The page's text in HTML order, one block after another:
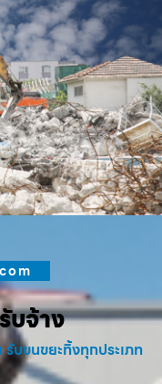
บจ้าง
บขนขยะทิ้งทุกประเภท